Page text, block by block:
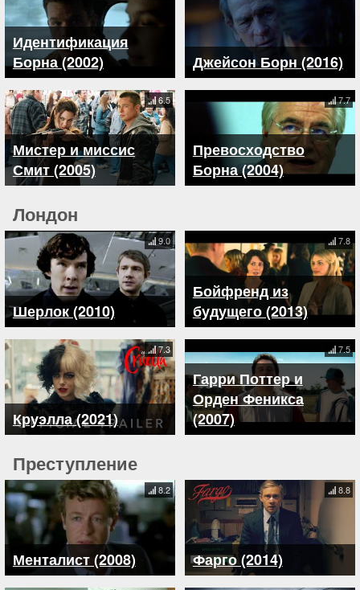
Идентификация
Борна (2002)
Джейсон Борн (2016)
Мистер и миссис
Смит (2005)
6.5
Превосходство
Борна (2004)
7.7
Лондон
Шерлок (2010)
9.0
Бойфренд из
будущего (2013)
7.8
Круэлла (2021)
7.3
Гарри Поттер и
Орден Феникса
(2007)
7.5
Преступление
Менталист (2008)
8.2
Фарго (2014)
8.8